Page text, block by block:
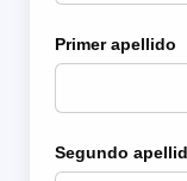
Primer apellido
Segundo